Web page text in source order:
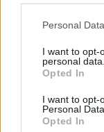
Personal
I want to opt-
personal data.
Opted In
I want to opt-
Personal Data.
Opted In
Inga Kildušienė
D.Labučio (ELTA)
Gydytoja
to, pacientui